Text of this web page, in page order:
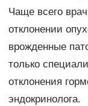
Чаще всего
отклонении
врожденные
только
отклонения
эндокринолога.